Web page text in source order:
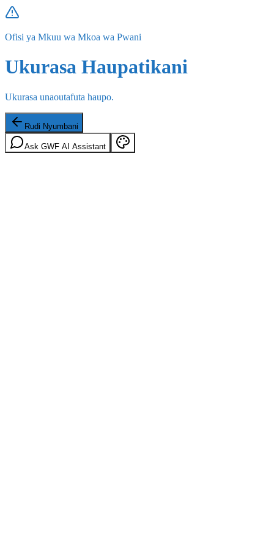
Ofisi ya Mkuu wa Mkoa wa Pwani
Ukurasa Haupatikani
Ukurasa unaoutafuta haupo.
Rudi Nyumbani
Ask GWF AI Assistant